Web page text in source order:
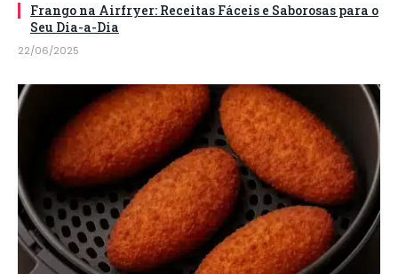
Frango na Airfryer: Receitas Fáceis e Saborosas para o
Seu Dia-a-Dia
22/06/2025